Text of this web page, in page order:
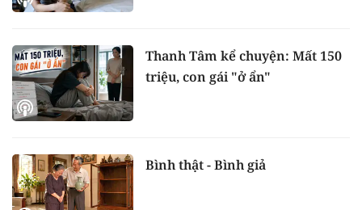
Thanh Tâm kể chuyện: Mất 150
triệu, con gái "ở ẩn"
Bình thật - Bình giả